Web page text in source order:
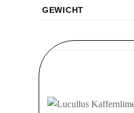
GEWICHT